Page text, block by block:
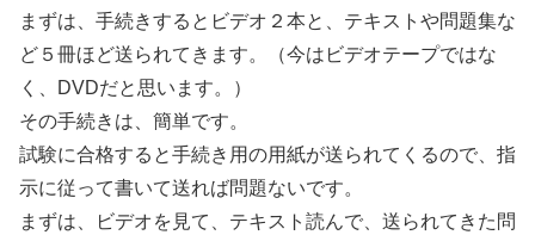
まずは、手続きするとビデオ２本と、テキストや問題集な
ど５冊ほど送られてきます。（今はビデオテープではな
く、DVDだと思います。）
その手続きは、簡単です。
試験に合格すると手続き用の用紙が送られてくるので、指
示に従って書いて送れば問題ないです。
まずは、ビデオを見て、テキスト読んで、送られてきた問